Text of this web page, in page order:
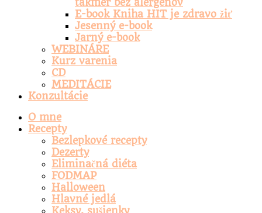
takmer bez alergénov
E-book Kniha HIT je zdravo žiť
Jesenný e-book
Jarný e-book
WEBINÁRE
Kurz varenia
CD
MEDITÁCIE
Konzultácie
O mne
Recepty
Bezlepkové recepty
Dezerty
Eliminačná diéta
FODMAP
Halloween
Hlavné jedlá
Keksy, sušienky